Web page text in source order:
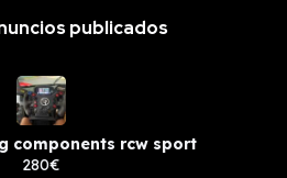
publicados
components rcw sport
280€